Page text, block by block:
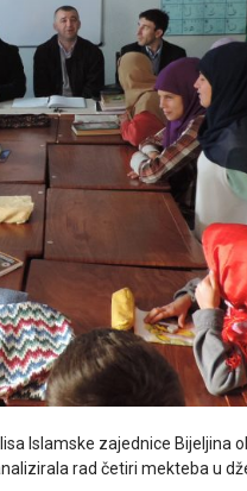
Islamske zajednice Bijeljina
rad četiri mekteba u